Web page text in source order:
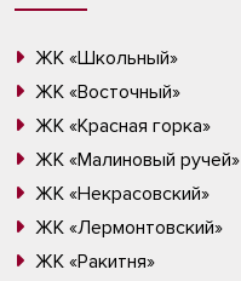
ЖК «Школьный»
ЖК «Восточный»
ЖК «Красная горка»
ЖК «Малиновый ручей»
ЖК «Некрасовский»
ЖК «Лермонтовский»
ЖК «Ракитня»